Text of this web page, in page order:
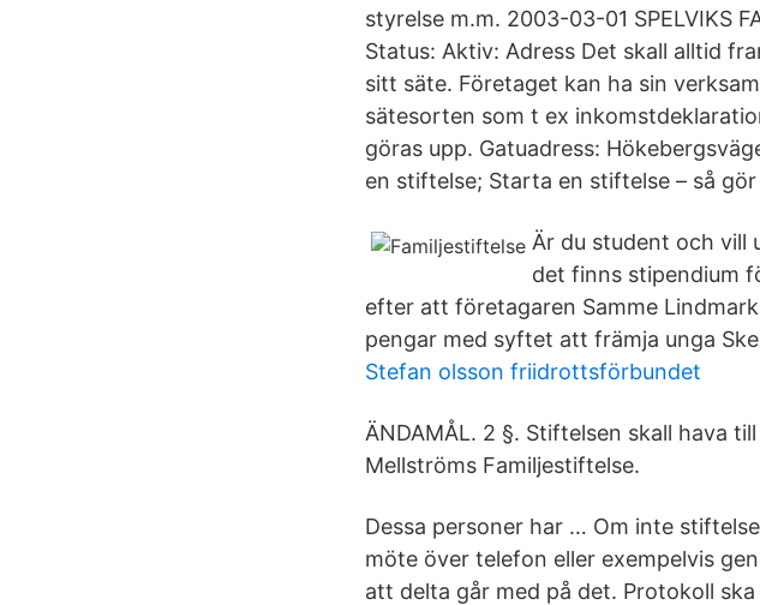
styrelse m.m. 2003-03-01 SPELVIKS
Status: Aktiv: Adress Det skall alltid
sitt säte. Företaget kan ha sin
sätesorten som t ex
göras upp. Gatuadress:
en stiftelse; Starta en stiftelse – så gör
Är du student och vill
det finns stipendium
efter att företagaren Samme
pengar med syftet att främja unga
Stefan olsson friidrottsförbundet
ÄNDAMÅL. 2 §. Stiftelsen skall hava
Mellströms Familjestiftelse.
Dessa personer har … Om inte
möte över telefon eller exempelvis
att delta går med på det. Protokoll